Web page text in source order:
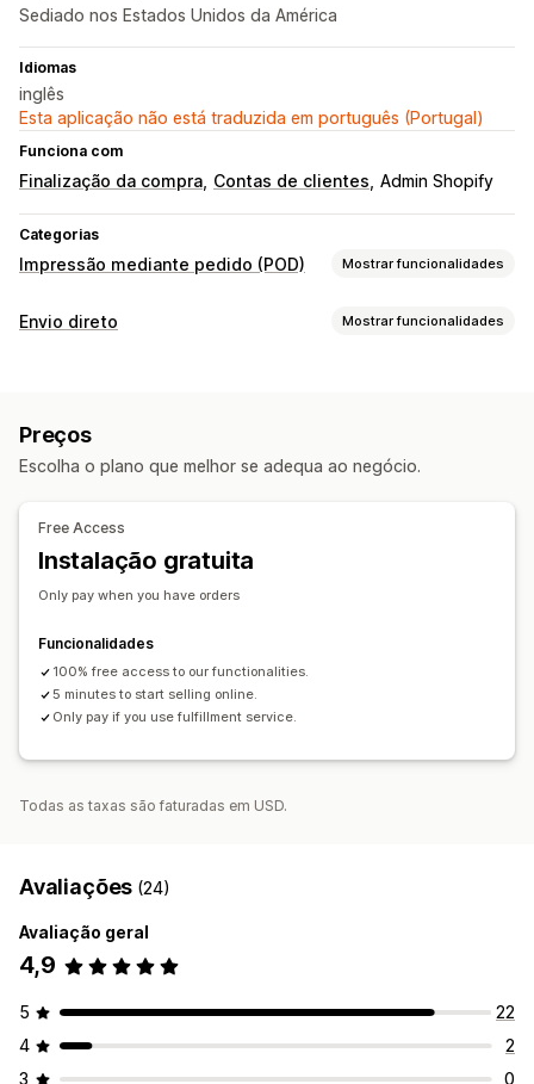
Sediado nos Estados Unidos da América
Idiomas
inglês
Esta aplicação não está traduzida em português (Portugal)
Funciona com
Finalização da compra Contas de clientes Admin Shopify
Categorias
Impressão mediante pedido (POD) Mostrar funcionalidades
Personalização de produto
Produtos
Impressão total
Vestuário Bordado
Chapéus
Opções de envio
Envio em lote Processamento global
Rastreio de encomendas
Envio direto Mostrar funcionalidades
Locais de aquisição
Preços
Escolha o plano que melhor se adequa ao negócio.
Free Access
Instalação gratuita
Only pay when you have orders
Funcionalidades
100% free access to our functionalities.
5 minutes to start selling online.
Only pay if you use fulfillment service.
Todas as taxas são faturadas em USD.
Avaliações (24)
Avaliação geral
4,9
5
22
4
2
3
0